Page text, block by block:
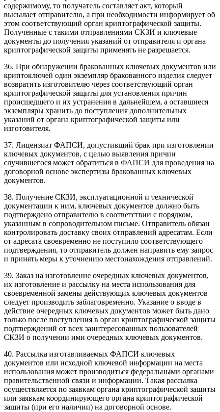
содержимому, то получатель составляет акт, который
высылает отправителю, а при необходимости информирует об
этом соответствующий орган криптографической защиты.
Полученные с такими отправлениями СКЗИ и ключевые
документы до получения указаний от отправителя и органа
криптографической защиты применять не разрешается.
36. При обнаружении бракованных ключевых документов или
криптоключей один экземпляр бракованного изделия следует
возвратить изготовителю через соответствующий орган
криптографической защиты для установления причин
происшедшего и их устранения в дальнейшем, а оставшиеся
экземпляры хранить до поступления дополнительных
указаний от органа криптографической защиты или
изготовителя.
37. Лицензиат ФАПСИ, допустивший брак при изготовлении
ключевых документов, с целью выявления причин
случившегося может обратиться в ФАПСИ для проведения на
договорной основе экспертизы бракованных ключевых
документов.
38. Получение СКЗИ, эксплуатационной и технической
документации к ним, ключевых документов должно быть
подтверждено отправителю в соответствии с порядком,
указанным в сопроводительном письме. Отправитель обязан
контролировать доставку своих отправлений адресатам. Если
от адресата своевременно не поступило соответствующего
подтверждения, то отправитель должен направить ему запрос
и принять меры к уточнению местонахождения отправлений.
39. Заказ на изготовление очередных ключевых документов,
их изготовление и рассылку на места использования для
своевременной замены действующих ключевых документов
следует производить заблаговременно. Указание о вводе в
действие очередных ключевых документов может быть дано
только после поступления в орган криптографической защиты
подтверждений от всех заинтересованных пользователей
СКЗИ о получении ими очередных ключевых документов.
40. Рассылка изготавливаемых ФАПСИ ключевых
документов или исходной ключевой информации на места
использования может производиться федеральными органами
правительственной связи и информации. Такая рассылка
осуществляется по заявкам органа криптографической защиты
или заявкам координирующего органа криптографической
защиты (при его наличии) на договорной основе.